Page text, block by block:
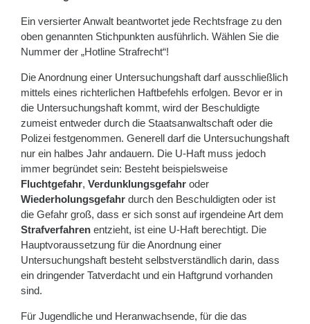
Ein versierter Anwalt beantwortet jede Rechtsfrage zu den
oben genannten Stichpunkten ausführlich. Wählen Sie die
Nummer der „Hotline Strafrecht“!
Die Anordnung einer Untersuchungshaft darf ausschließlich
mittels eines richterlichen Haftbefehls erfolgen. Bevor er in
die Untersuchungshaft kommt, wird der Beschuldigte
zumeist entweder durch die Staatsanwaltschaft oder die
Polizei festgenommen. Generell darf die Untersuchungshaft
nur ein halbes Jahr andauern. Die U-Haft muss jedoch
immer begründet sein: Besteht beispielsweise
Fluchtgefahr, Verdunklungsgefahr oder
Wiederholungsgefahr durch den Beschuldigten oder ist
die Gefahr groß, dass er sich sonst auf irgendeine Art dem
Strafverfahren entzieht, ist eine U-Haft berechtigt. Die
Hauptvoraussetzung für die Anordnung einer
Untersuchungshaft besteht selbstverständlich darin, dass
ein dringender Tatverdacht und ein Haftgrund vorhanden
sind.
Für Jugendliche und Heranwachsende, für die das